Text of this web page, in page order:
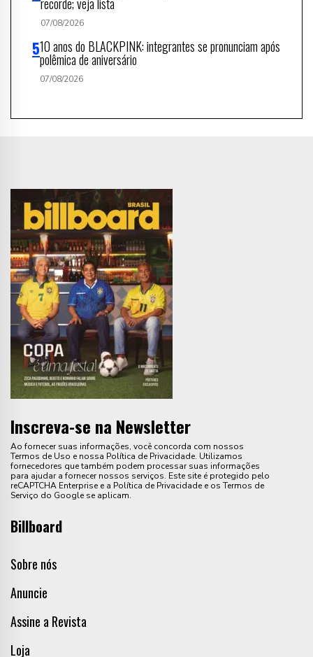
recorde; veja lista
07/08/2026
10 anos do BLACKPINK: integrantes se pronunciam após
polêmica de aniversário
07/08/2026
Inscreva-se na Newsletter
Ao fornecer suas informações, você concorda com nossos
Termos de Uso e nossa Política de Privacidade. Utilizamos
fornecedores que também podem processar suas informações
para ajudar a fornecer nossos serviços. Este site é protegido pelo
reCAPTCHA Enterprise e a Política de Privacidade e os Termos de
Serviço do Google se aplicam.
Billboard
Sobre nós
Anuncie
Assine a Revista
Loja